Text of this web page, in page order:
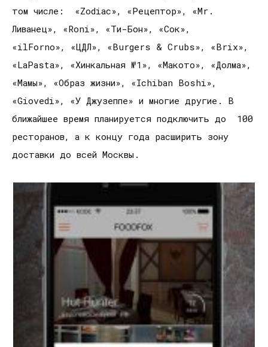
том числе: «Zodiac», «Рецептор», «Mr.
Ливанец», «Roni», «Ти-Бон», «Сок»,
«ilForno», «ЦДЛ», «Burgers & Crubs», «Brix»,
«LaPasta», «Хинкальная №1», «Макото», «Долма»,
«Мамы», «Образ жизни», «Ichiban Boshi»,
«Giovedi», «У Джузеппе» и многие другие. В
ближайшее время планируется подключить до 100
ресторанов, а к концу года расширить зону
доставки до всей Москвы.